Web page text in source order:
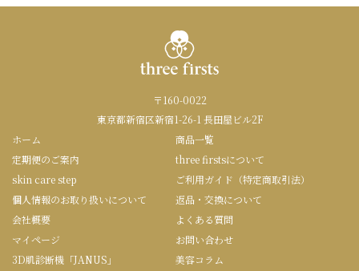
〒160-0022
東京都新宿区新宿1-26-1 長田屋ビル2F
ホーム
商品一覧
定期便のご案内
three firstsについて
skin care step
ご利用ガイド（特定商取引法）
個人情報のお取り扱いについて
返品・交換について
会社概要
よくある質問
マイページ
お問い合わせ
3D肌診断機「JANUS」
美容コラム